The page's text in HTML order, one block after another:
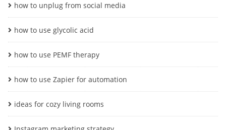
how to unplug from social media
how to use glycolic acid
how to use PEMF therapy
how to use Zapier for automation
ideas for cozy living rooms